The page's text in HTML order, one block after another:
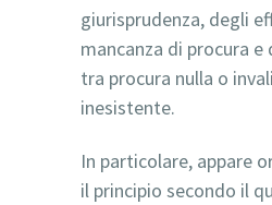
giurisprudenza, degli
mancanza di procura e
tra procura nulla o
inesistente.
In particolare, appare
il principio secondo il